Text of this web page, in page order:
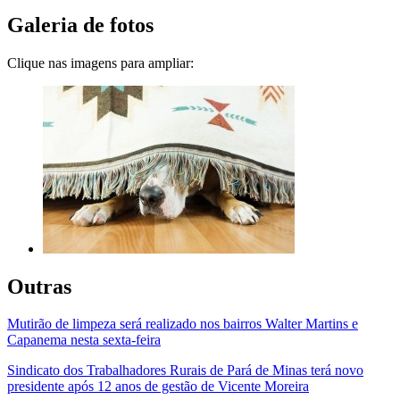
Galeria de fotos
Clique nas imagens para ampliar:
Outras
Mutirão de limpeza será realizado nos bairros Walter Martins e
Capanema nesta sexta-feira
Sindicato dos Trabalhadores Rurais de Pará de Minas terá novo
presidente após 12 anos de gestão de Vicente Moreira